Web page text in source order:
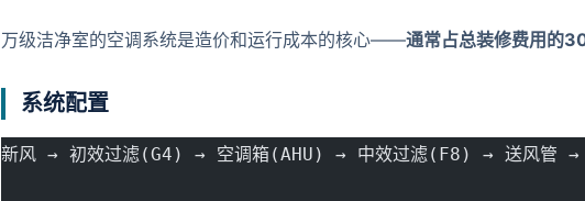
万级洁净室的空调系统是造价和运行成本的核心——通常占总装修费用的
系统配置
新风 → 初效过滤(G4) → 空调箱(AHU) → 中效过滤(F8) → 送风管